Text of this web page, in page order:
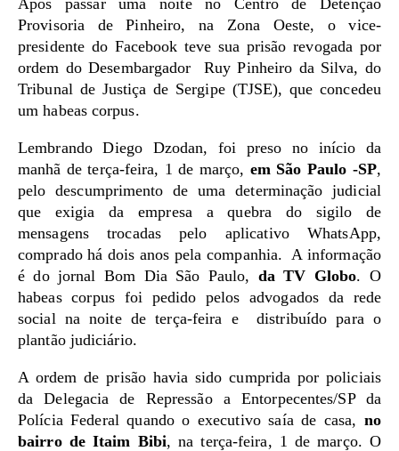
Após passar uma noite no Centro de Detenção
Provisoria de Pinheiro, na Zona Oeste, o vice-
presidente do Facebook teve sua prisão revogada por
ordem do Desembargador Ruy Pinheiro da Silva, do
Tribunal de Justiça de Sergipe (TJSE), que concedeu
um habeas corpus.
Lembrando Diego Dzodan, foi preso no início da
manhã de terça-feira, 1 de março, em São Paulo -SP,
pelo descumprimento de uma determinação judicial
que exigia da empresa a quebra do sigilo de
mensagens trocadas pelo aplicativo WhatsApp,
comprado há dois anos pela companhia. A informação
é do jornal Bom Dia São Paulo, da TV Globo. O
habeas corpus foi pedido pelos advogados da rede
social na noite de terça-feira e distribuído para o
plantão judiciário.
A ordem de prisão havia sido cumprida por policiais
da Delegacia de Repressão a Entorpecentes/SP da
Polícia Federal quando o executivo saía de casa, no
bairro de Itaim Bibi, na terça-feira, 1 de março. O